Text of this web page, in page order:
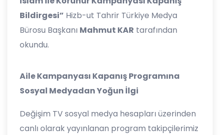
Bildirgesi” Hizb-ut Tahrir Türkiye Medya
Bürosu Başkanı Mahmut KAR tarafından
okundu.
Aile Kampanyası Kapanış Programına
Sosyal Medyadan Yoğun İlgi
Değişim TV sosyal medya hesapları üzerinden
canlı olarak yayınlanan program takipçilerimiz